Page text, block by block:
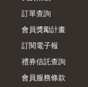
訂單查詢
會員獎勵計畫
訂閱電子報
禮券信託查詢
會員服務條款